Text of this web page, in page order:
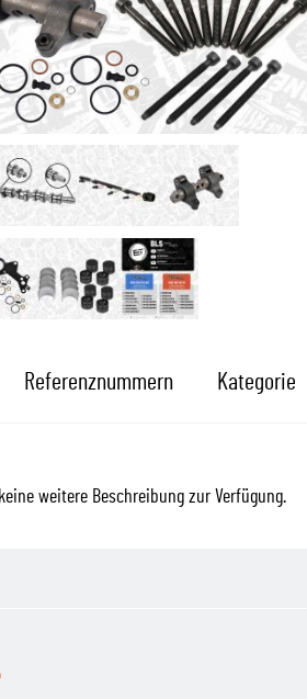
Referenznummern Kategorie
weitere Beschreibung zur Verfügung.